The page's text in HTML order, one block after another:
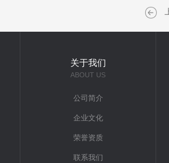
关于我们
ABOUT US
公司简介
企业文化
荣誉资质
联系我们